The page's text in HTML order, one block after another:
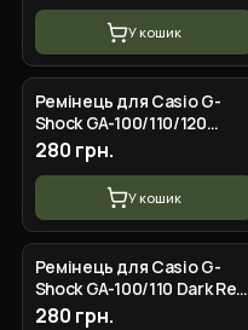
У кошик
Ремінець для Casio G-
Shock GA-100/110/120
Yellow-Glossy BK
280 грн.
У кошик
Ремінець для Casio G-
Shock GA-100/110 Dark Red
SI
280 грн.